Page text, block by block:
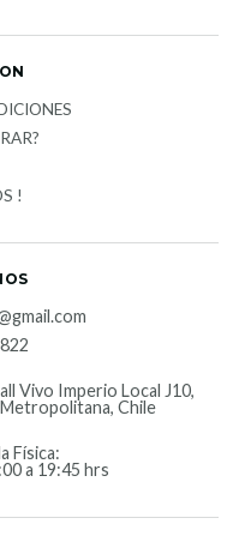
!
Vivo Imperio Local J10,
Chile
Física:
a 19:45 hrs